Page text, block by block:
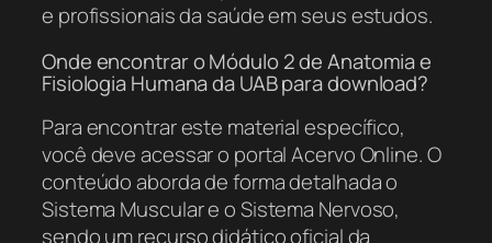
e profissionais da saúde em seus estudos.
Onde encontrar o Módulo 2 de Anatomia e
Fisiologia Humana da UAB para download?
Para encontrar este material específico,
você deve acessar o portal Acervo Online. O
conteúdo aborda de forma detalhada o
Sistema Muscular e o Sistema Nervoso,
sendo um recurso didático oficial da